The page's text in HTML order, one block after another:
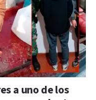
a uno de los